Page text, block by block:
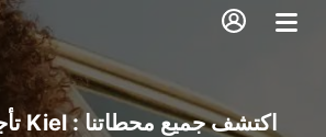
تأجير السيارات في Kiel : اكتشف جميع محطاتنا